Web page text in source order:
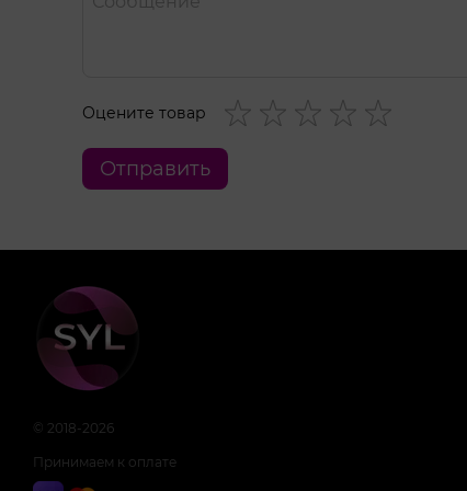
Оцените товар
Отправить
© 2018-2026
Принимаем к оплате